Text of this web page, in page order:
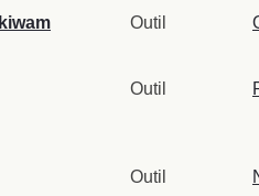
Outil
Outil
Outil